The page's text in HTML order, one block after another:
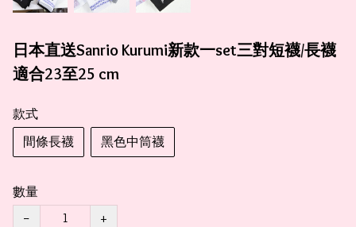
日本直送Sanrio Kurumi新款一set三對短襪/長襪
適合23至25 cm
款式
間條長襪
黑色中筒襪
數量
−
+